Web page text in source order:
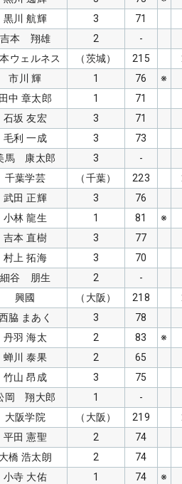
黒川 航輝
3 71
吉本 翔雄
2 -
ウェルネス （茨城） 215
市川 輝
1 76 ※
田中 章太郎
1 71
石坂 友宏
3 71
毛利 一成
3 73
馬 康太郎
3 -
千葉学芸 （千葉） 223
武田 正輝
3 76
小林 龍生
1 81 ※
吉本 直樹
3 77
村上 拓海
3 70
細谷 朋生
2 -
興國 （大阪） 218
脇 まあく
3 78
丹羽 海太
2 83 ※
蝉川 泰果
2 65
竹山 昂成
3 75
岡 翔大郎
1 -
大阪学院 （大阪） 219
平田 憲聖
2 74
大橋 浩太朗
2 74
小寺 大佑
1 74 ※